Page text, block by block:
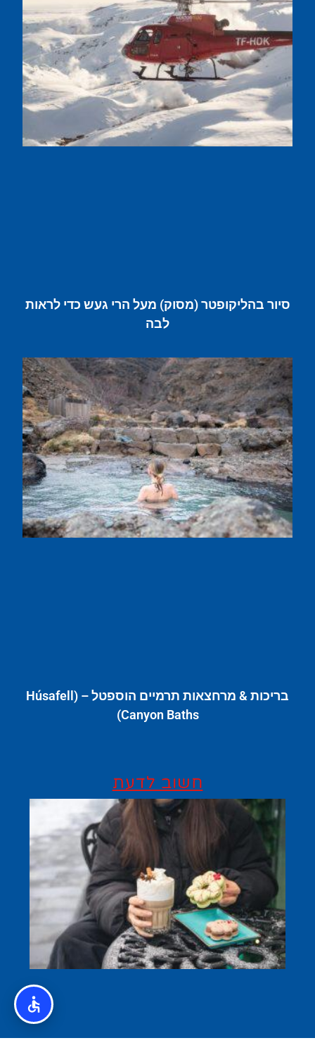
סיור בהליקופטר (מסוק) מעל הרי געש כדי לראות
לבה
בריכות & מרחצאות תרמיים הוספטל – (Húsafell
Canyon Baths)
חשוב לדעת